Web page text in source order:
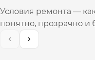
Условия ремонта —
понятно, прозрачно и